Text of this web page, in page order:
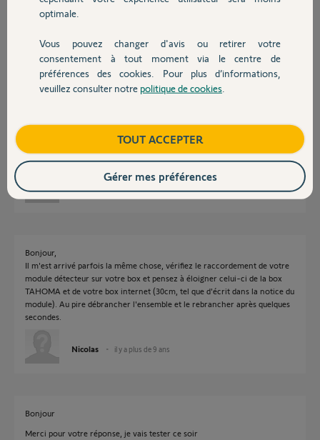
Devis avec un pro
Contact
Le symbole "pile faible" affiché, n'exclue pas le bon fonctionnement des
détecteurs le cas échéant.
Anonyme
En plus, l'interface Tahoma ne détecte aucun mouvement ou ouverture
des détecteurs concernés
Jean-Marc il y a plus de 9 ans
Bonjour,
Il m'est arrivé parfois la même chose, vérifiez le raccordement de votre
module détecteur sur votre box et pensez à éloigner celui-ci de la box
TAHOMA et de votre box internet (30cm, tel que d'écrit dans la notice du
module). Au pire débrancher l'ensemble et le rebrancher après quelques
secondes.
Nicolas il y a plus de 9 ans
Bonjour
Merci pour votre réponse, je vais tester ce soir
optimale.
Vous pouvez changer d'avis ou retirer votre
consentement à tout moment via le centre de
préférences des cookies. Pour plus d’informations,
veuillez consulter notre politique de cookies
TOUT ACCEPTER
Gérer mes préférences